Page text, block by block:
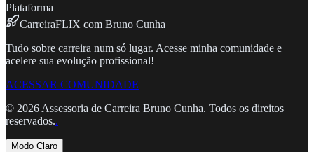
Plataforma
CarreiraFLIX com Bruno Cunha
Tudo sobre carreira num só lugar. Acesse minha comunidade e
acelere sua evolução profissional!
ACESSAR COMUNIDADE
© 2026 Assessoria de Carreira Bruno Cunha. Todos os direitos
reservados..
Modo Claro